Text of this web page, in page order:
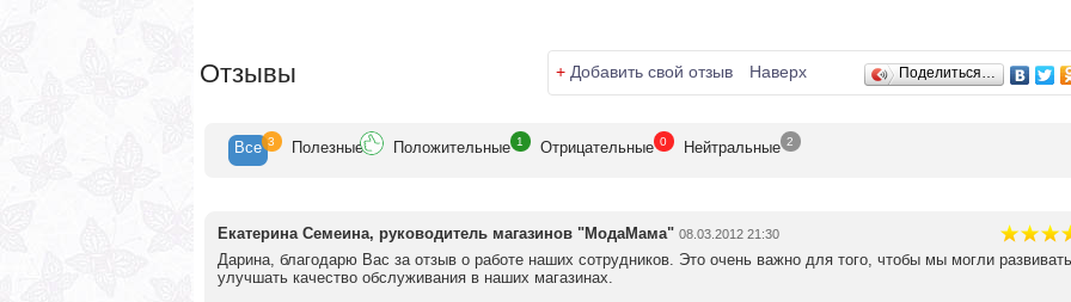
Отзывы + Добавить свой отзыв Наверх Поделиться…
Все 3 Полезные Положительные 1 Отрицательные 0 Нейтральные 2
Екатерина Семеина, руководитель магазинов "МодаМама" 08.03.2012 21:30
Дарина, благодарю Вас за отзыв о работе наших сотрудников. Это очень важно для того, чтобы мы могли
улучшать качество обслуживания в наших магазинах.